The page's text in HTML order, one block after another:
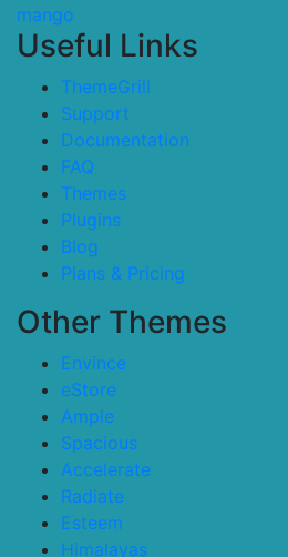
mango
Useful Links
ThemeGrill
Support
Documentation
FAQ
Themes
Plugins
Blog
Plans & Pricing
Other Themes
Envince
eStore
Ample
Spacious
Accelerate
Radiate
Esteem
Himalayas